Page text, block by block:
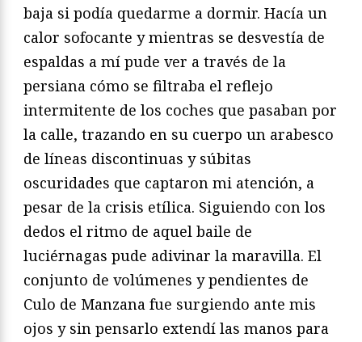
baja si podía quedarme a dormir. Hacía un
calor sofocante y mientras se desvestía de
espaldas a mí pude ver a través de la
persiana cómo se filtraba el reflejo
intermitente de los coches que pasaban por
la calle, trazando en su cuerpo un arabesco
de líneas discontinuas y súbitas
oscuridades que captaron mi atención, a
pesar de la crisis etílica. Siguiendo con los
dedos el ritmo de aquel baile de
luciérnagas pude adivinar la maravilla. El
conjunto de volúmenes y pendientes de
Culo de Manzana fue surgiendo ante mis
ojos y sin pensarlo extendí las manos para